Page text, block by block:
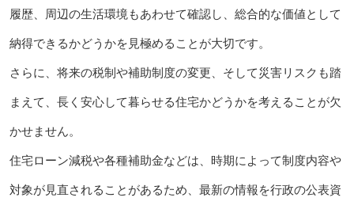
履歴、周辺の生活環境もあわせて確認し、総合的な価値として
納得できるかどうかを見極めることが大切です。
さらに、将来の税制や補助制度の変更、そして災害リスクも踏
まえて、長く安心して暮らせる住宅かどうかを考えることが欠
かせません。
住宅ローン減税や各種補助金などは、時期によって制度内容や
対象が見直されることがあるため、最新の情報を行政の公表資